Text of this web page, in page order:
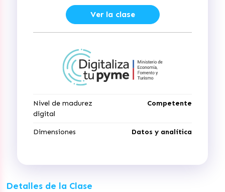
Ver la clase
Nivel de madurez
digital
Competente
Dimensiones Datos y analítica
Detalles de la Clase